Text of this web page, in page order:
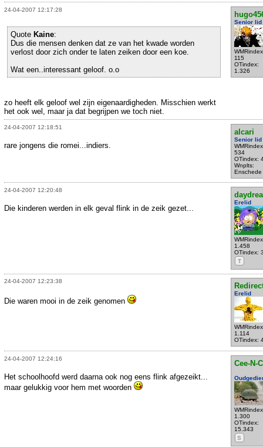
24-04-2007 12:17:28
Senior lid
115
OTindex:
1.326
Quote Kaine:
Dus die mensen denken dat ze van het kwade worden
verlost door zich onder te laten zeiken door een koe.
Wat een..interessant geloof. o.o
zo heeft elk geloof wel zijn eigenaardigheden. Misschien werkt
het ook wel, maar ja dat begrijpen we toch niet.
24-04-2007 12:18:51
alcari
Senior lid
534
OTindex:
Wnplts:
Enschede
rare jongens die romei...indiers.
24-04-2007 12:20:48
Erelid
1.458
OTindex:
T
Die kinderen werden in elk geval flink in de zeik gezet...
24-04-2007 12:23:38
Erelid
1.114
OTindex:
Die waren mooi in de zeik genomen
24-04-2007 12:24:16
Cee-N-
1.300
OTindex:
15.343
S
Het schoolhoofd werd daarna ook nog eens flink afgezeikt...
maar gelukkig voor hem met woorden